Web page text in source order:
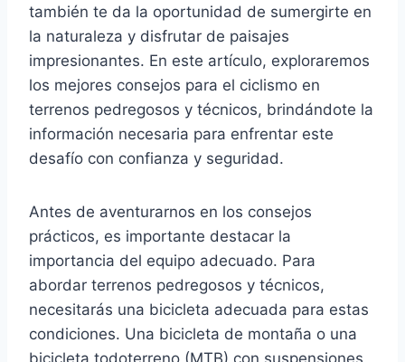
también te da la oportunidad de sumergirte en
la naturaleza y disfrutar de paisajes
impresionantes. En este artículo, exploraremos
los mejores consejos para el ciclismo en
terrenos pedregosos y técnicos, brindándote la
información necesaria para enfrentar este
desafío con confianza y seguridad.
Antes de aventurarnos en los consejos
prácticos, es importante destacar la
importancia del equipo adecuado. Para
abordar terrenos pedregosos y técnicos,
necesitarás una bicicleta adecuada para estas
condiciones. Una bicicleta de montaña o una
bicicleta todoterreno (MTB) con suspensiones